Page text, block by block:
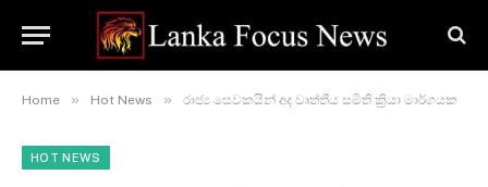
Home » Hot News » රාජ්‍ය සෙවකයින් අද වෘත්තීය සමිති ක්‍රියා මාර්ගයක
HOT NEWS